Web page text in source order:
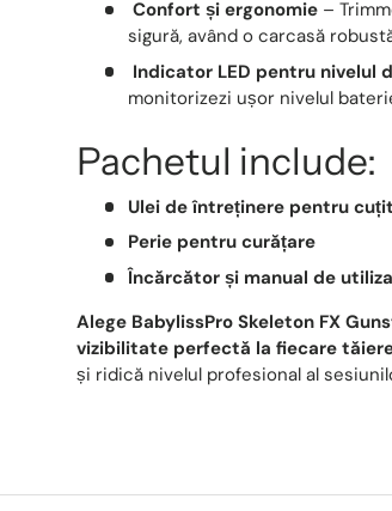
Confort și ergonomie–
sigură, având o carcasă
Indicator LED pentru nivelul
monitorizezi ușor nivelul
Pachetul include:
Ulei de întreținere pentru
Perie pentru curățare
Încărcător și manual de
Alege BabylissPro Skeleton FX
vizibilitate perfectă la fiecare
și ridică nivelul profesional al